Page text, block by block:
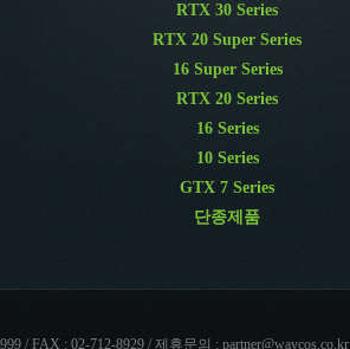
RTX 30 Series
RTX 20 Super Series
16 Super Series
RTX 20 Series
16 Series
10 Series
GTX 7 Series
단종제품
/ FAX : 02-712-8929 / 제휴문의 : partner@waycos.co.kr